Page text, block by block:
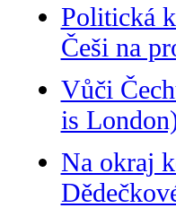
Politická
Češi na
Vůči
is
Na okraj